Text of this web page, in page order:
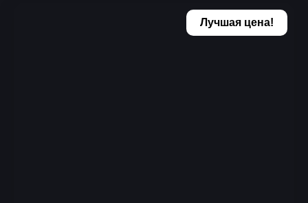
Лучшая цена!